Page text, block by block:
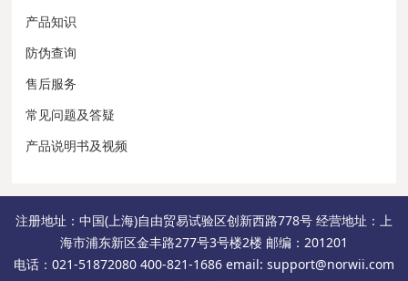
产品知识
防伪查询
售后服务
常见问题及答疑
产品说明书及视频
注册地址：中国(上海)自由贸易试验区创新西路778号 经营地址：上
海市浦东新区金丰路277号3号楼2楼 邮编：201201
电话：021-51872080 400-821-1686 email: support@norwii.com